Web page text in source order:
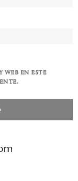
WEB EN ESTE